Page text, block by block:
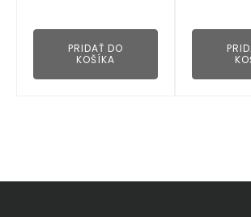
PRIDAŤ DO
KOŠÍKA